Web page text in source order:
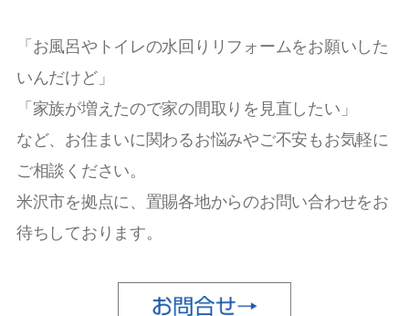
「お風呂やトイレの水回りリフォームをお願いした
いんだけど」
「家族が増えたので家の間取りを見直したい」
など、お住まいに関わるお悩みやご不安もお気軽に
ご相談ください。
米沢市を拠点に、置賜各地からのお問い合わせをお
待ちしております。